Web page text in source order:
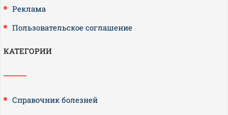
Реклама
Пользовательское соглашение
КАТЕГОРИИ
Справочник болезней